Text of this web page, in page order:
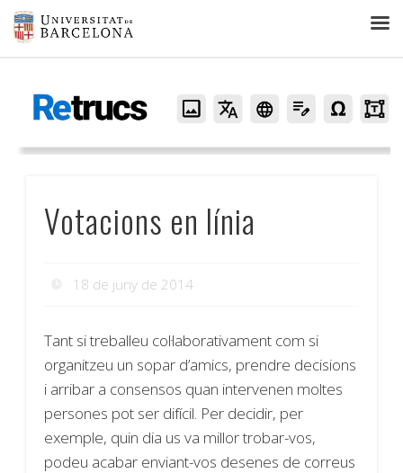
Retrucs
Votacions en línia
18 de juny de 2014
Tant si treballeu col·laborativament com si
organitzeu un sopar d’amics, prendre decisions
i arribar a consensos quan intervenen moltes
persones pot ser difícil. Per decidir, per
exemple, quin dia us va millor trobar-vos,
podeu acabar enviant-vos desenes de correus